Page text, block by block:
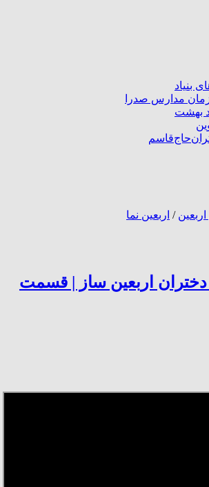
بنیاد
مدارس صدرا
بهشت
/ اربعین نما
دختران اربعین ساز | قسمت